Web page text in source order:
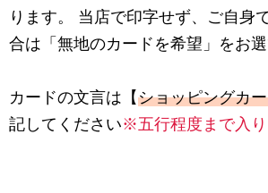
ります。 当店で印字せず、ご自身
合は「無地のカードを希望」をお選
カードの文言は【ショッピングカ
記してください※五行程度まで入